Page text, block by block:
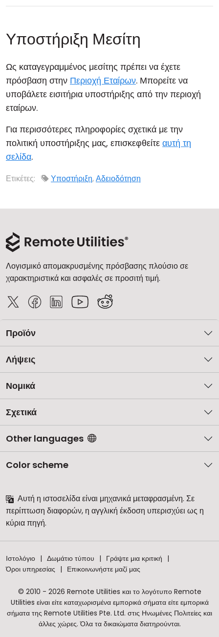
Υποστήριξη Μεσίτη
Ως καταγεγραμμένος μεσίτης πρέπει να έχετε
πρόσβαση στην Περιοχή Εταίρων. Μπορείτε να
υποβάλετε εισιτήρια υποστήριξης από την περιοχή
εταίρων.
Για περισσότερες πληροφορίες σχετικά με την
πολιτική υποστήριξης μας, επισκεφθείτε αυτή τη
σελίδα.
Ετικέτες: Υποστήριξη,Αδειοδότηση
Λογισμικό απομακρυσμένης πρόσβασης πλούσιο σε
χαρακτηριστικά και ασφαλές σε προσιτή τιμή.
Προϊόν
Λήψεις
Νομικά
Σχετικά
Other languages
Color scheme
Αυτή η ιστοσελίδα είναι μηχανικά μεταφρασμένη. Σε
περίπτωση διαφορών, η αγγλική έκδοση υπερισχύει ως η
κύρια πηγή.
Ιστολόγιο Δωμάτιο τύπου
Γράψτε μια κριτική
Όροι υπηρεσίας
Επικοινωνήστε μαζί μας
© 2010 - 2026 Remote Utilities και το λογότυπο Remote
Utilities είναι είτε καταχωρισμένα εμπορικά σήματα είτε εμπορικά
σήματα της Remote Utilities Pte. Ltd. στις Ηνωμένες Πολιτείες και
άλλες χώρες. Όλα τα δικαιώματα διατηρούνται.